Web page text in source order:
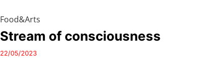
Food&Arts
Stream of consciousness
22/05/2023